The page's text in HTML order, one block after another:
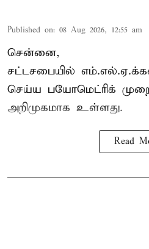
Published on: 08 Aug 2026, 12:55 am
சென்னை,
சட்டசபையில்
செய்ய பயோமெட்ரிக்
அறிமுகமாக உள்ளது.
Read